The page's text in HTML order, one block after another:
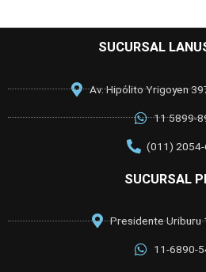
SUCURSAL
Av. Hipólito Yrigoyen
11 5899-
(011)
SUCURSAL
Presidente Uriburu
11-6890-